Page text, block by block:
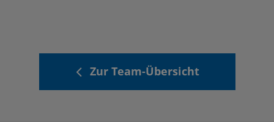
Zur Team-Übersicht